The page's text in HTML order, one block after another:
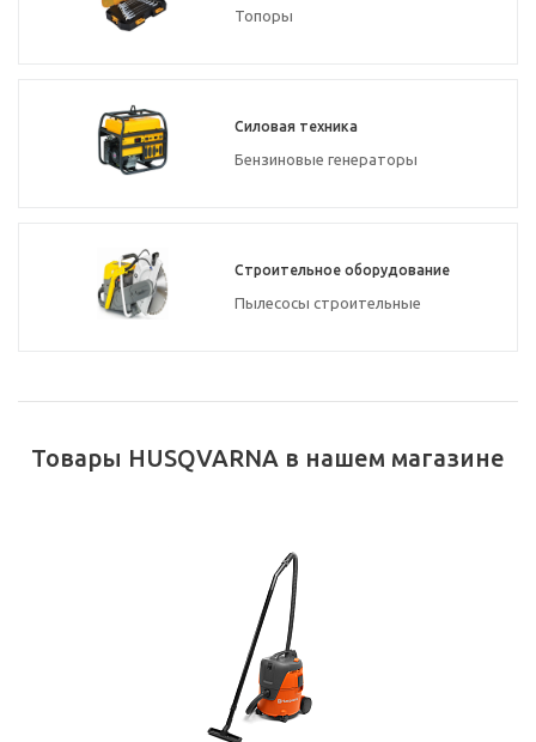
Топоры
Силовая техника
Бензиновые генераторы
Строительное оборудование
Пылесосы строительные
Товары HUSQVARNA в нашем магазине